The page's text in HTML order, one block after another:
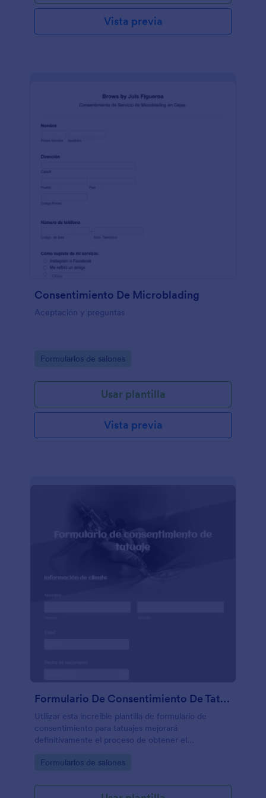
número de teléfono, el tipo de servicio que utilizó y
la fecha de la cita. Este formulario de renuncia
también tiene una sección en la que muestra los
para proporcionar información importante e
instrucciones especiales. Esta plantilla de formulario
también utiliza el campo Firma para capturar la firma
agregando el logotipo de su salón a través del
Creador de formularios."
Vista previa
Consentimiento De Microblading
Aceptación y preguntas
Go to Category:
Formularios de salones
Usar plantilla
Vista previa
Formulario De Consentimiento De Tatuaje
Utilizar esta increíble plantilla de formulario de
consentimiento para tatuajes mejorará
definitivamente el proceso de obtener el
códigos.
Go to Category:
Formularios de salones